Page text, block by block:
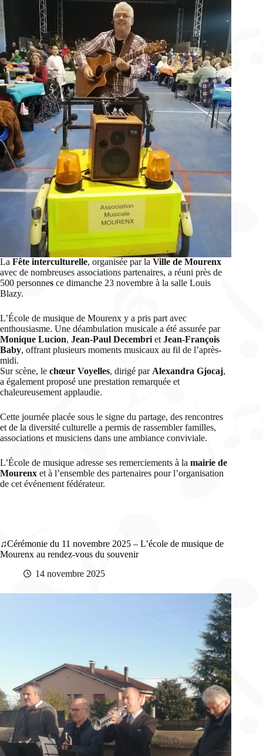
La Fête interculturelle, organisée par la Ville de Mourenx
avec de nombreuses associations partenaires, a réuni près de
500 personnes ce dimanche 23 novembre à la salle Louis
Blazy.
L’École de musique de Mourenx y a pris part avec
enthousiasme. Une déambulation musicale a été assurée par
Monique Lucion, Jean-Paul Decembri et Jean-François
Baby, offrant plusieurs moments musicaux au fil de l’après-
midi.
Sur scène, le chœur Voyelles, dirigé par Alexandra Gjocaj,
a également proposé une prestation remarquée et
chaleureusement applaudie.
Cette journée placée sous le signe du partage, des rencontres
et de la diversité culturelle a permis de rassembler familles,
associations et musiciens dans une ambiance conviviale.
L’École de musique adresse ses remerciements à la mairie de
Mourenx et à l’ensemble des partenaires pour l’organisation
de cet événement fédérateur.
Cérémonie du 11 novembre 2025 – L’école de musique de
Mourenx au rendez-vous du souvenir
14 novembre 2025